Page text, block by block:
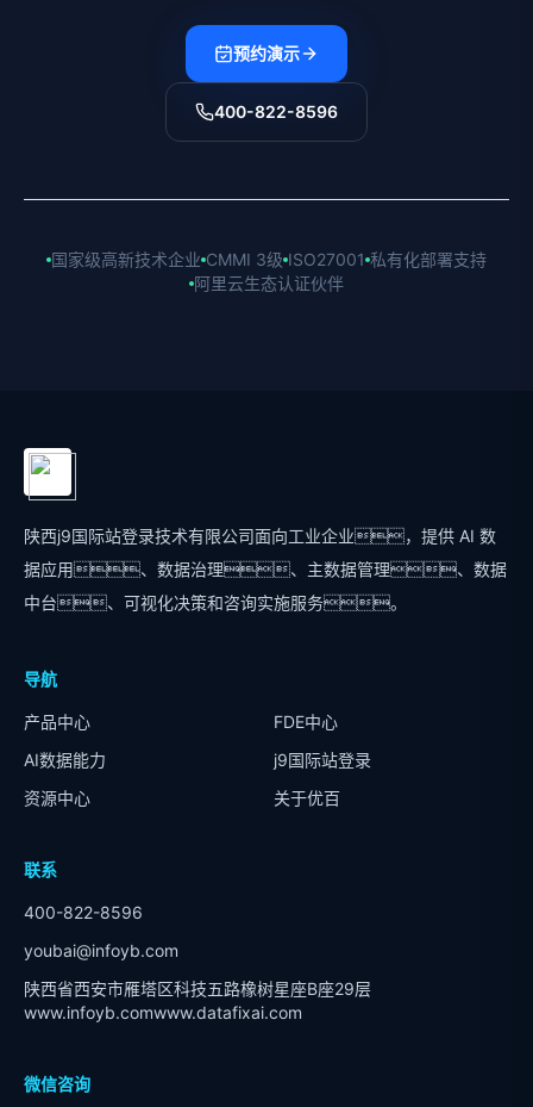
预约演示
400-822-8596
国家级高新技术企业 CMMI 3级 ISO27001 私有化部署支持
阿里云生态认证伙伴
陕西j9国际站登录技术有限公司面向工业企业，提供 AI 数
据应用、数据治理、主数据管理、数据
中台、可视化决策和咨询实施服务。
导航
产品中心
FDE中心
AI数据能力
j9国际站登录
资源中心
关于优百
联系
400-822-8596
youbai@infoyb.com
陕西省西安市雁塔区科技五路橡树星座B座29层
www.infoyb.comwww.datafixai.com
微信咨询